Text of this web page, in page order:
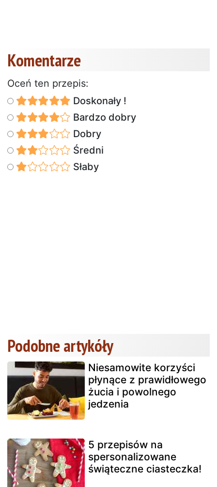
Komentarze
Oceń ten przepis:
Doskonały !
Bardzo dobry
Dobry
Średni
Słaby
Podobne artykóły
Niesamowite korzyści
płynące z prawidłowego
żucia i powolnego
jedzenia
5 przepisów na
spersonalizowane
świąteczne ciasteczka!